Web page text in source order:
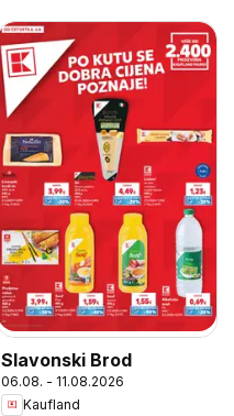
Slavonski Brod
06.08. - 11.08.2026
Kaufland